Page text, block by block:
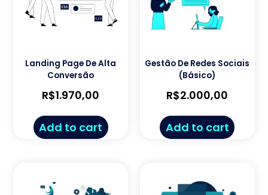
Landing Page De Alta
Conversão
R$1.970,00
Add to cart
Gestão De Redes Sociais
(Básico)
R$2.000,00
Add to cart